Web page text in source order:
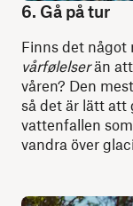
6. Gå på tur
Finns det något
vårfølelserän att
våren? Den
så det är lätt att
vattenfallen
vandra över